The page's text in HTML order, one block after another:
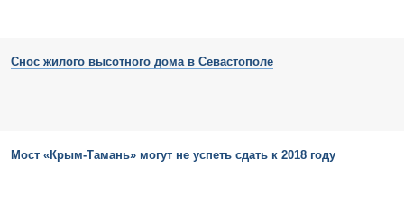
Снос жилого высотного дома в Севастополе
Мост «Крым-Тамань» могут не успеть сдать к 2018 году